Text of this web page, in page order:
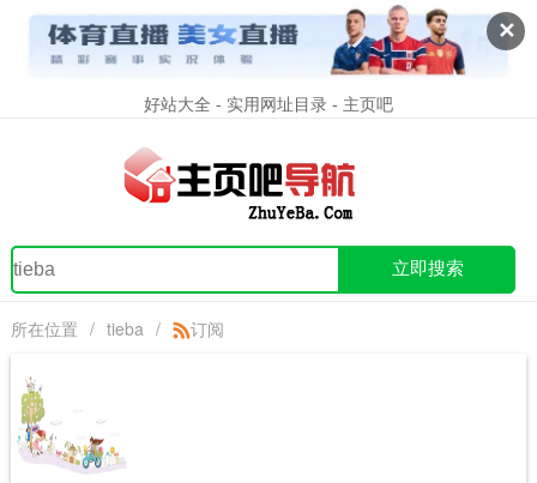
✕
好站大全 - 实用网址目录 - 主页吧
立即搜索
所在位置 / tieba / 订阅